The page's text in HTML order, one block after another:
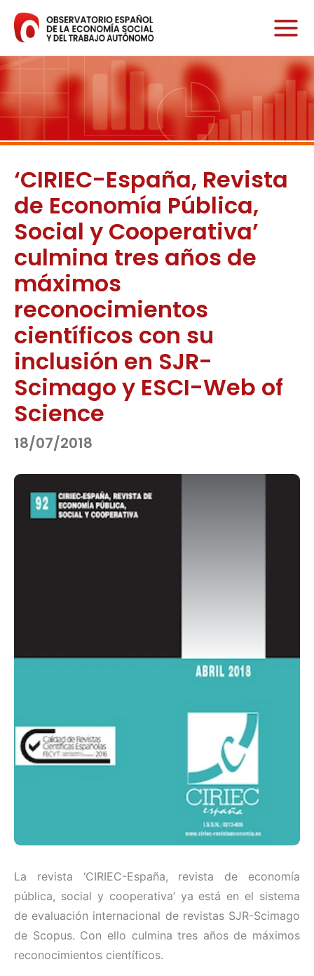
contenido
‘CIRIEC-España, Revista
de Economía Pública,
Social y Cooperativa’
culmina tres años de
máximos
reconocimientos
científicos con su
inclusión en SJR-
Scimago y ESCI-Web of
Science
18/07/2018
La revista ‘CIRIEC-España, revista de economía
pública, social y cooperativa’ ya está en el sistema
de evaluación internacional de revistas SJR-Scimago
de Scopus. Con ello culmina tres años de máximos
reconocimientos científicos.